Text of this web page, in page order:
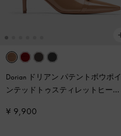
Dorian ドリアン パテントボウポイ
ンテッドトゥスティレットヒール
¥ 9,900